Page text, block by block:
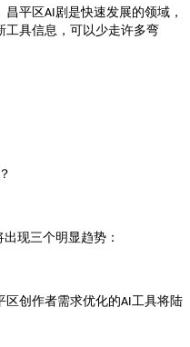
昌平区AI 剧是快速发展的领域，
工具信息，可以少走许多弯
现三个明显趋势：
区创作者需求优化的AI 工具将陆